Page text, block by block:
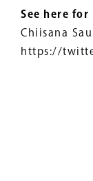
See here
Chiisana
https://